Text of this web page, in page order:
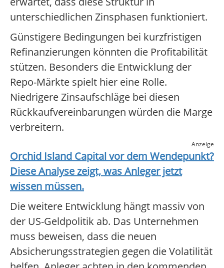
unterschiedlichen Zinsphasen funktioniert.
Günstigere Bedingungen bei kurzfristigen
Refinanzierungen könnten die Profitabilität
stützen. Besonders die Entwicklung der
Repo-Märkte spielt hier eine Rolle.
Niedrigere Zinsaufschläge bei diesen
Rückkaufvereinbarungen würden die Marge
verbreitern.
Anzeige
Orchid Island Capitalvor dem Wendepunkt?
Diese Analyse zeigt, was Anleger jetzt
wissen müssen.
Die weitere Entwicklung hängt massiv von
der US-Geldpolitik ab. Das Unternehmen
muss beweisen, dass die neuen
Absicherungsstrategien gegen die Volatilität